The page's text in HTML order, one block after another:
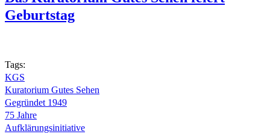
Geburtstag
Tags:
KGS
Kuratorium Gutes Sehen
Gegründet 1949
75 Jahre
Aufklärungsinitiative